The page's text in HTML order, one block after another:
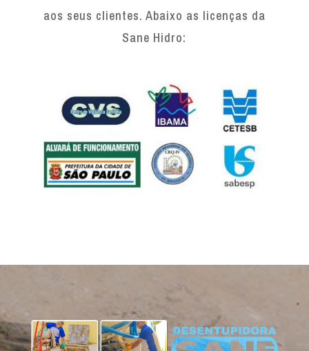
aos seus clientes. Abaixo as licenças da
Sane Hidro: